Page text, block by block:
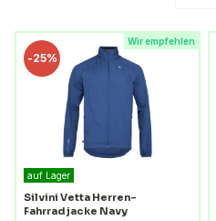
Wir empfehlen
-25%
auf Lager
Silvini Vetta Herren-
Fahrradjacke Navy